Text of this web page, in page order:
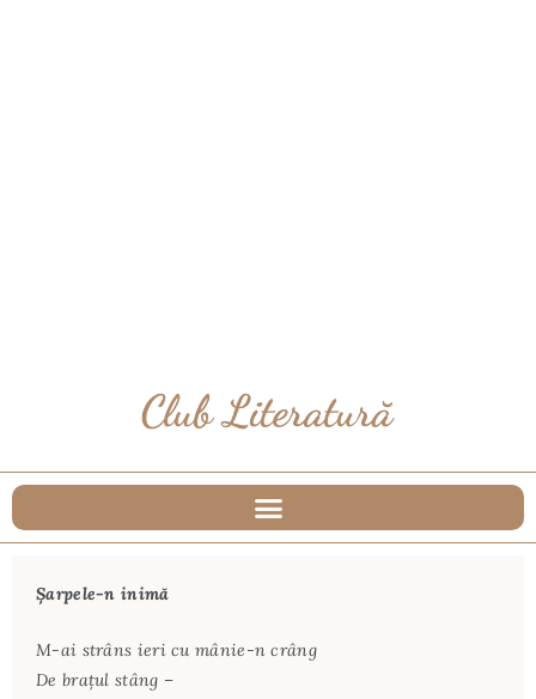
Şarpele-n inimă
M-ai strâns ieri cu mânie-n crâng
De braţul stâng –